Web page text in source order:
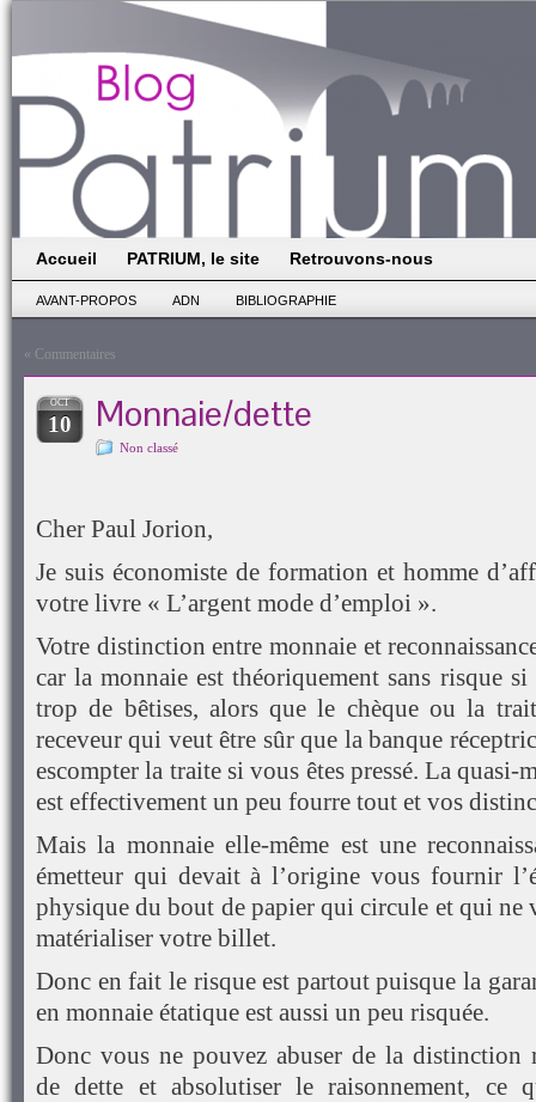
Accueil PATRIUM, le site Retrouvons-nous
AVANT-PROPOS ADN BIBLIOGRAPHIE
« Commentaires
OCT
10 Monnaie/dette
Non classé
Cher Paul Jorion,
Je suis économiste de formation et homme
votre livre « L’argent mode d’emploi ».
Votre distinction entre monnaie et
car la monnaie est théoriquement sans risque
trop de bêtises, alors que le chèque ou la
receveur qui veut être sûr que la banque
escompter la traite si vous êtes pressé. La quasi-
est effectivement un peu fourre tout et vos
Mais la monnaie elle-même est une
émetteur qui devait à l’origine vous fournir
physique du bout de papier qui circule et qui ne
matérialiser votre billet.
Donc en fait le risque est partout puisque la
en monnaie étatique est aussi un peu risquée.
Donc vous ne pouvez abuser de la distinction
de dette et absolutiser le raisonnement, ce